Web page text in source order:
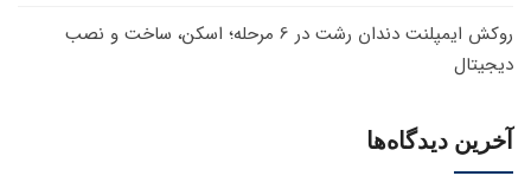
روکش ایمپلنت دندان رشت در 6 مرحله؛ اسکن، ساخت و نصب
دیجیتال
آخرین دیدگاه‌ها